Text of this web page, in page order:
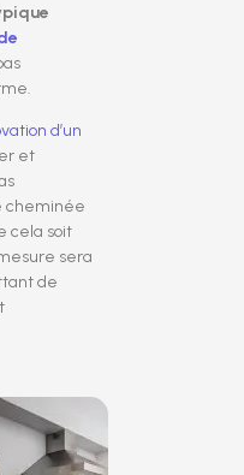
d’un
et
cheminée
cela soit
sera
de